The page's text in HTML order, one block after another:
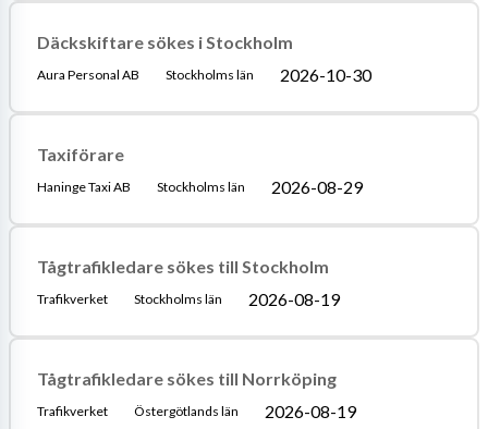
Däckskiftare sökes i Stockholm
Aura Personal AB Stockholms län 2026-10-30
Taxiförare
Haninge Taxi AB Stockholms län 2026-08-29
Tågtrafikledare sökes till Stockholm
Trafikverket Stockholms län 2026-08-19
Tågtrafikledare sökes till Norrköping
Trafikverket Östergötlands län 2026-08-19